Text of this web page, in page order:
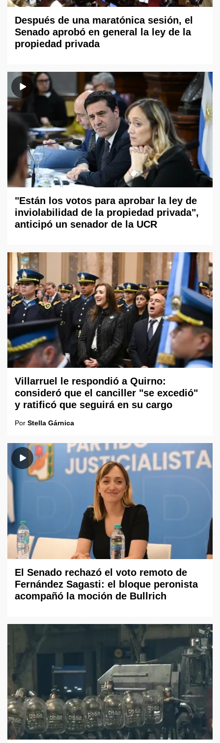
Después de una maratónica sesión, el
Senado aprobó en general la ley de la
propiedad privada
"Están los votos para aprobar la ley de
inviolabilidad de la propiedad privada",
anticipó un senador de la UCR
Villarruel le respondió a Quirno:
consideró que el canciller "se excedió"
y ratificó que seguirá en su cargo
Por Stella Gárnica
El Senado rechazó el voto remoto de
Fernández Sagasti: el bloque peronista
acompañó la moción de Bullrich